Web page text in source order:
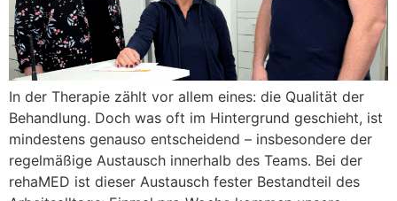
In der Therapie zählt vor allem eines: die Qualität der
Behandlung. Doch was oft im Hintergrund geschieht, ist
mindestens genauso entscheidend – insbesondere der
regelmäßige Austausch innerhalb des Teams. Bei der
rehaMED ist dieser Austausch fester Bestandteil des